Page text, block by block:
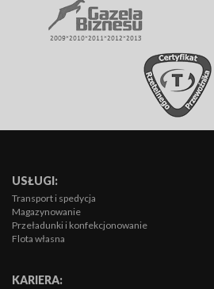
USŁUGI:
Transport i spedycja
Magazynowanie
Przeładunki i konfekcjonowanie
Flota własna
KARIERA: